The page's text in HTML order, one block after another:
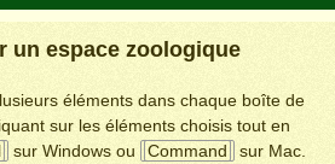
un espace zoologique
éléments dans chaque boîte de
sur les éléments choisis tout en
sur Windows ou Command
sur Mac.